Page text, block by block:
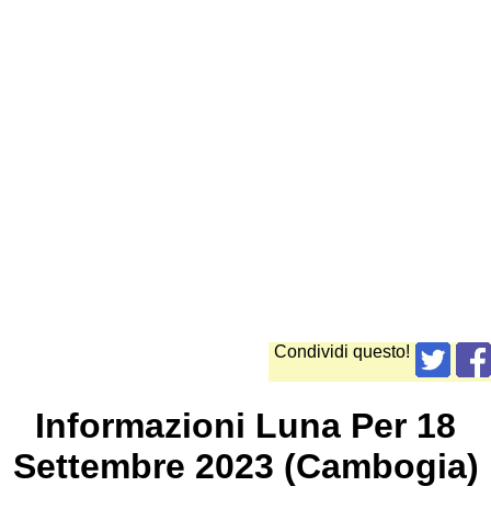
Condividi questo!
Informazioni Luna Per 18
Settembre 2023 (Cambogia)